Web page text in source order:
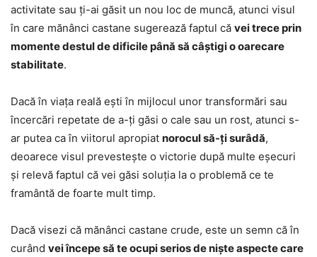
activitate sau ți-ai găsit un nou loc de muncă, atunci visul
în care mănânci castane sugerează faptul că vei trece prin
momente destul de dificile până să câștigi o oarecare
stabilitate.
Dacă în viața reală ești în mijlocul unor transformări sau
încercări repetate de a-ți găsi o cale sau un rost, atunci s-
ar putea ca în viitorul apropiat norocul să-ți surâdă,
deoarece visul prevestește o victorie după multe eșecuri
și relevă faptul că vei găsi soluția la o problemă ce te
framântă de foarte mult timp.
Dacă visezi că mănânci castane crude, este un semn că în
curând vei începe să te ocupi serios de niște aspecte care